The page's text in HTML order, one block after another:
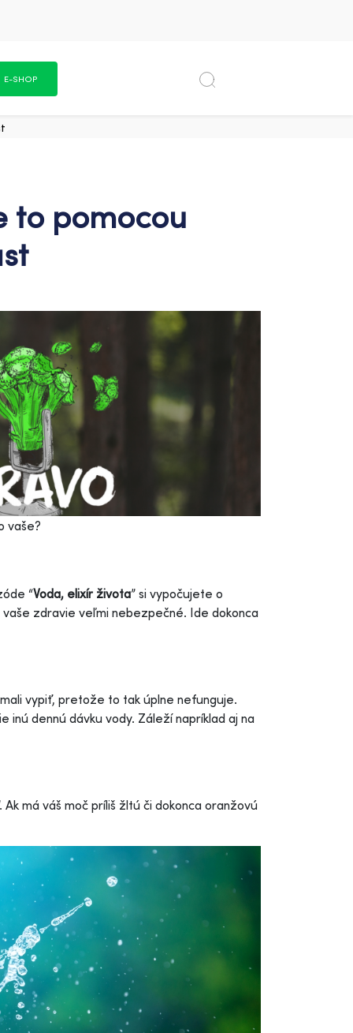
E-SHOP
to pomocou
vaše?
“Voda, elixír života” si vypočujete o
zdravie veľmi nebezpečné. Ide dokonca
vypiť, pretože to tak úplne nefunguje.
dennú dávku vody. Záleží napríklad aj na
má váš moč príliš žltú či dokonca oranžovú